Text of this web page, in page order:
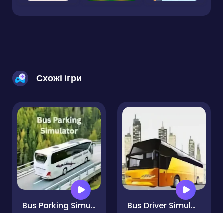
Схожі ігри
Bus Parking Simulator Bus Driver Simulator 3D